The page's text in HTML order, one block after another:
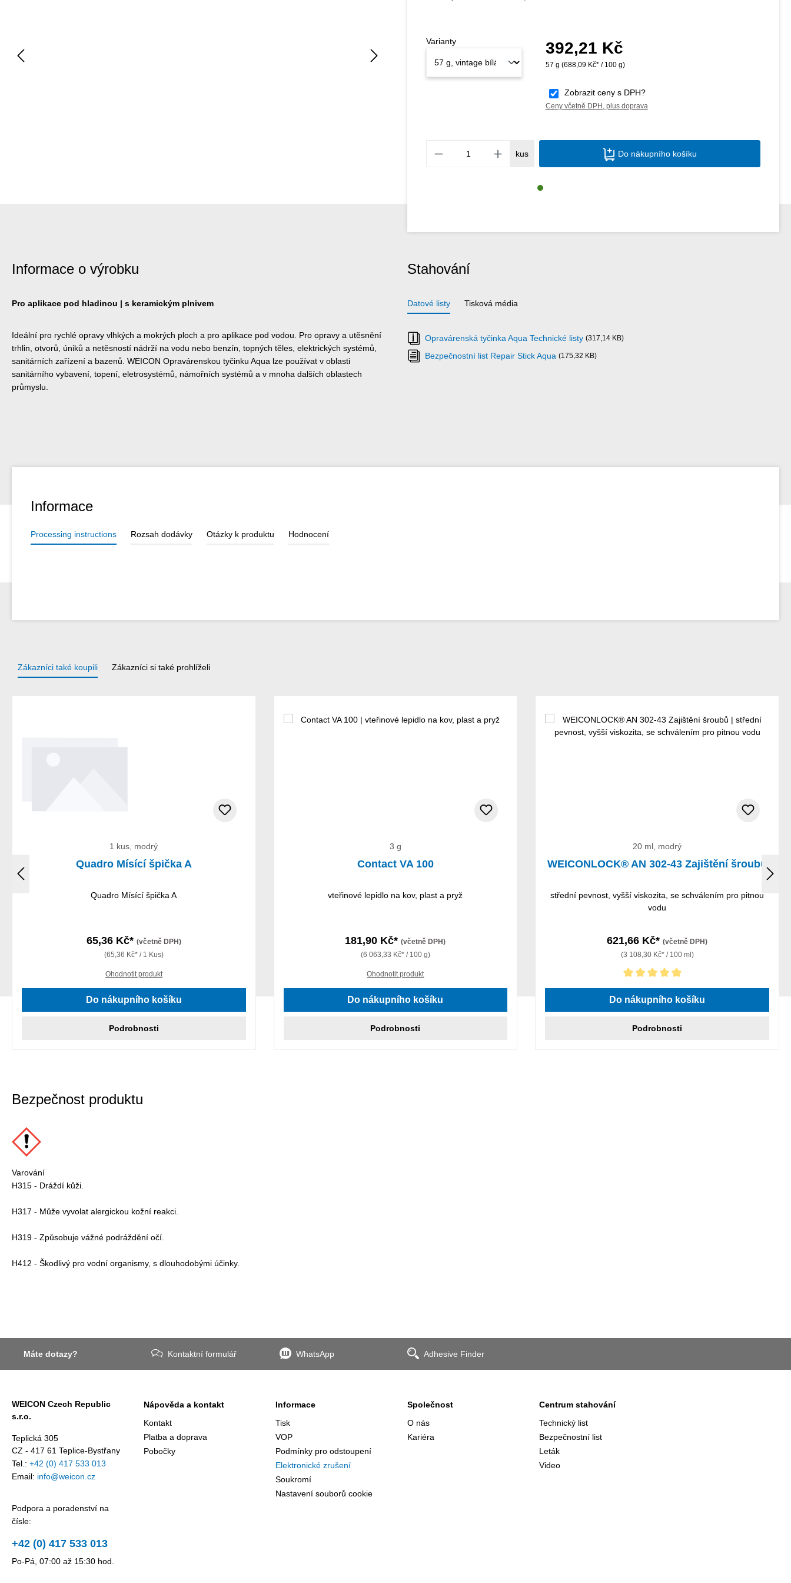
Běžná cena:
392,21 Kč
57 g (688,09 Kč* / 100 g)
Zobrazit ceny s DPH?
Ceny včetně DPH, plus doprava
Varianty
Množství produktu: Zadejte
kus Do nákupního košíku
Informace o výrobku
Pro aplikace pod hladinou | s keramickým plnivem
Ideální pro rychlé opravy vlhkých a mokrých ploch a pro aplikace pod vodou. Pro opravy a utěsnění
trhlin, otvorů, úniků a netěsností nádrží na vodu nebo benzín, topných těles, elektrických systémů,
sanitárních zařízení a bazenů. WEICON Opravárenskou tyčinku Aqua lze používat v oblasti
sanitárního vybavení, topení, eletrosystémů, námořních systémů a v mnoha dalších oblastech
průmyslu.
Stahování
Datové listy Tisková média
Opravárenská tyčinka Aqua Technické listy (317,14 KB)
Bezpečnostní list Repair Stick Aqua (175,32 KB)
Informace
Processing instructions Rozsah dodávky Otázky k produktu Hodnocení
Zákazníci také koupili Zákazníci si také prohlíželi
1 kus, modrý
Quadro Mísící špička A
Quadro Mísící špička A
65,36 Kč* (včetně DPH)
(65,36 Kč* / 1 Kus)
Ohodnotit produkt
Do nákupního košíku
Podrobnosti
3 g
Contact VA 100
vteřinové lepidlo na kov, plast a pryž
181,90 Kč*(včetně DPH)
(6 063,33 Kč* / 100 g)
Ohodnotit produkt
Do nákupního košíku
Podrobnosti
20 ml, modrý
WEICONLOCK® AN 302-43 Zajištění šroubů
střední pevnost, vyšší viskozita, se schválením pro pitnou
vodu
621,66 Kč*(včetně DPH)
(3 108,30 Kč* / 100 ml)
Průměrné hodnocení 5 z 5 hvězd
Do nákupního košíku
Podrobnosti
Bezpečnost produktu
Varování
H315 - Dráždí kůži.
H317 - Může vyvolat alergickou kožní reakci.
H319 - Způsobuje vážné podráždění očí.
H412 - Škodlivý pro vodní organismy, s dlouhodobými účinky.
Máte dotazy? Kontaktní formulář WhatsApp Adhesive Finder
WEICON Czech Republic
s.r.o.
Teplická 305
CZ - 417 61 Teplice-Bystřany
Tel.: +42 (0) 417 533 013
Email: info@weicon.cz
Podpora a poradenství na
čísle:
+42 (0) 417 533 013
Po-Pá, 07:00 až 15:30 hod.
Nápověda a kontakt
Kontakt
Platba a doprava
Pobočky
Informace
Tisk
VOP
Podmínky pro odstoupení
Elektronické zrušení
Soukromí
Nastavení souborů cookie
Společnost
O nás
Kariéra
Centrum stahování
Technický list
Bezpečnostní list
Leták
Video